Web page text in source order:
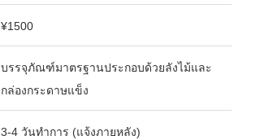
¥1500
บรรจุภัณฑ์มาตรฐานประกอบด้วยลังไม้และ
กล่องกระดาษแข็ง
3-4 วันทำการ (แจ้งภายหลัง)